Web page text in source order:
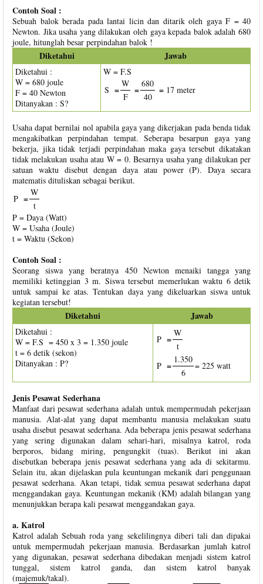
Contoh Soal :
Sebuah balok berada pada lantai licin dan ditarik oleh gaya F = 40
Newton. Jika usaha yang dilakukan oleh gaya kepada balok adalah 680
joule, hitunglah besar perpindahan balok !
Diketahui Jawab
Diketahui :
W = 680 joule
F = 40 Newton
Ditanyakan : S?
W = F.S
S =
W
=
680
= 17 meter
F 40
Usaha dapat bernilai nol apabila gaya yang dikerjakan pada benda tidak
mengakibatkan perpindahan tempat. Seberapa besarpun gaya yang
bekerja, jika tidak terjadi perpindahan maka gaya tersebut dikatakan
tidak melakukan usaha atau W = 0. Besarnya usaha yang dilakukan per
satuan waktu disebut dengan daya atau power (P). Daya secara
matematis dituliskan sebagai berikut.
P =
W
t
P = Daya (Watt)
W = Usaha (Joule)
t = Waktu (Sekon)
Contoh Soal :
Seorang siswa yang beratnya 450 Newton menaiki tangga yang
memiliki ketinggian 3 m. Siswa tersebut memerlukan waktu 6 detik
untuk sampai ke atas. Tentukan daya yang dikeluarkan siswa untuk
kegiatan tersebut!
Diketahui Jawab
Diketahui :
W = F.S = 450 x 3 = 1.350 joule
t = 6 detik (sekon)
Ditanyakan : P?
P =
W
t
P =
1.350
= 225 watt
6
Jenis Pesawat Sederhana
Manfaat dari pesawat sederhana adalah untuk mempermudah pekerjaan
manusia. Alat-alat yang dapat membantu manusia melakukan suatu
usaha disebut pesawat sederhana. Ada beberapa jenis pesawat sederhana
yang sering digunakan dalam sehari-hari, misalnya katrol, roda
berporos, bidang miring, pengungkit (tuas). Berikut ini akan
disebutkan beberapa jenis pesawat sederhana yang ada di sekitarmu.
Selain itu, akan dijelaskan pula keuntungan mekanik dari penggunaan
pesawat sederhana. Akan tetapi, tidak semua pesawat sederhana dapat
menggandakan gaya. Keuntungan mekanik (KM) adalah bilangan yang
menunjukkan berapa kali pesawat menggandakan gaya.
a. Katrol
Katrol adalah Sebuah roda yang sekelilingnya diberi tali dan dipakai
untuk mempermudah pekerjaan manusia. Berdasarkan jumlah katrol
yang digunakan, pesawat sederhana dibedakan menjadi sistem katrol
tunggal, sistem katrol ganda, dan sistem katrol banyak
(majemuk/takal).